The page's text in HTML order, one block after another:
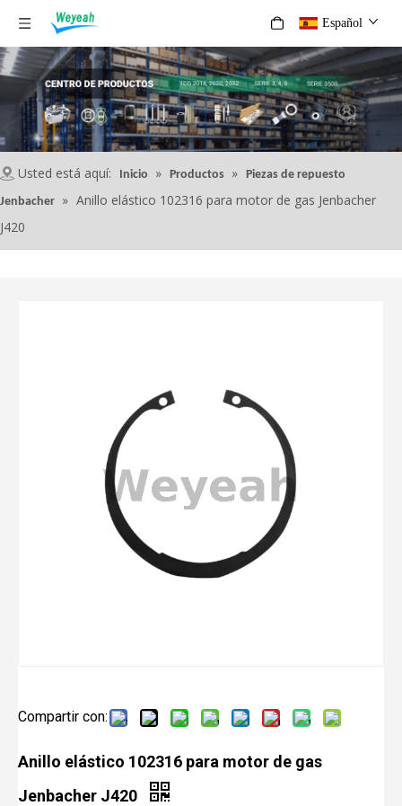
Español
Usted está aquí: Inicio » Productos » Piezas de repuesto
Jenbacher » Anillo elástico 102316 para motor de gas Jenbacher
J420
Compartir con:
Anillo elástico 102316 para motor de gas
Jenbacher J420